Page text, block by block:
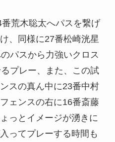
荒木聡太へパスを繋げ
、同様に27番松崎洸星
パスから力強いクロス
プレー、また、この試
スの真ん中に23番中村
ェンスの右に16番斎藤
っとイメージが湧きに
ってプレーする時間も